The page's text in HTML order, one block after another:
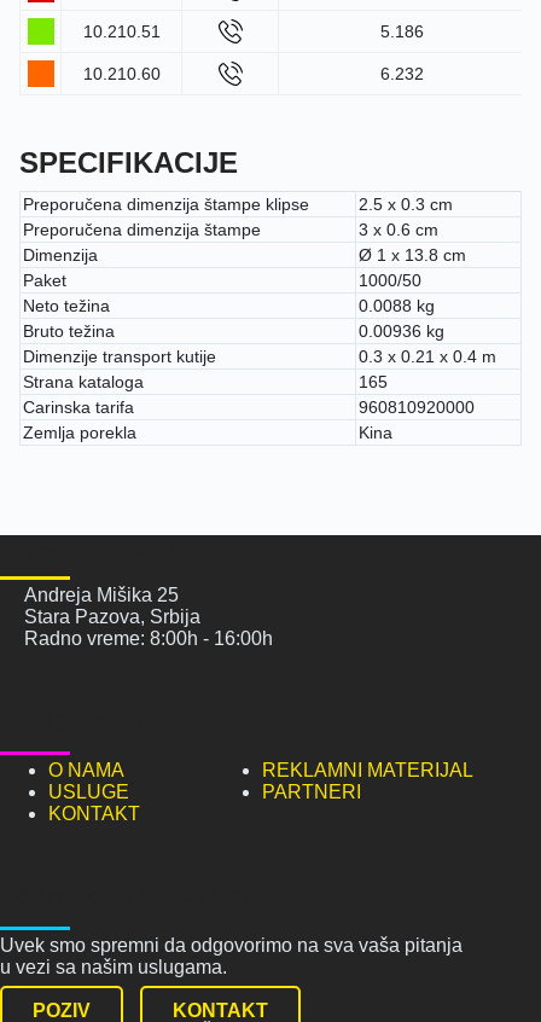
10.210.51 5.186
10.210.60 6.232
SPECIFIKACIJE
Preporučena dimenzija štampe klipse
2.5 x 0.3 cm
Preporučena dimenzija štampe
3 x 0.6 cm
Dimenzija
Ø 1 x 13.8 cm
Paket
1000/50
Neto težina
0.0088 kg
Bruto težina
0.00936 kg
Dimenzije transport kutije
0.3 x 0.21 x 0.4 m
Strana kataloga
165
Carinska tarifa
960810920000
Zemlja porekla
Kina
Andreja Mišika 25
Stara Pazova, Srbija
Radno vreme: 8:00h - 16:00h
O NAMA
REKLAMNI MATERIJAL
USLUGE
PARTNERI
KONTAKT
Uvek smo spremni da odgovorimo na sva vaša pitanja
u vezi sa našim uslugama.
POZIV
KONTAKT